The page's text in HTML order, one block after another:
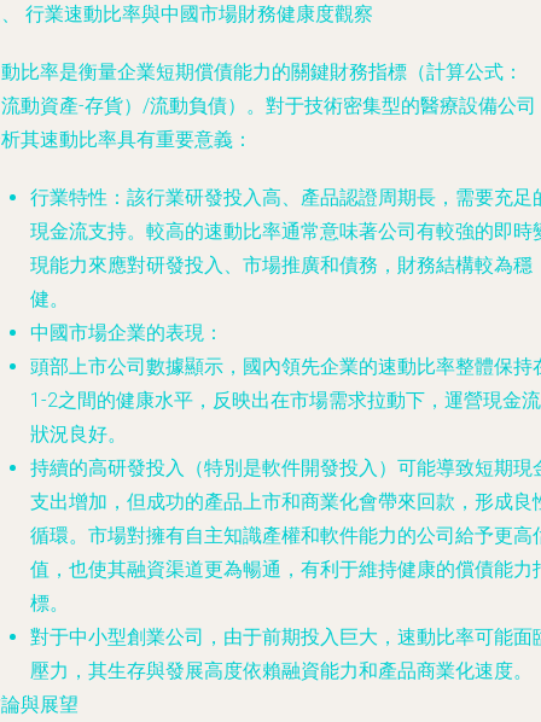
行業速動比率與中國市場財務健康度觀察
比率是衡量企業短期償債能力的關鍵財務指標（計算公式：
動資產-存貨）/流動負債）。對于技術密集型的醫療設備公司
其速動比率具有重要意義：
行業特性 ：該行業研發投入高、產品認證周期長，需要充足
現金流支持。較高的速動比率通常意味著公司有較強的即時
現能力來應對研發投入、市場推廣和債務，財務結構較為穩
健。
中國市場企業的表現 ：
頭部上市公司數據顯示，國內領先企業的速動比率整體保持
1-2之間的健康水平，反映出在市場需求拉動下，運營現金流
狀況良好。
持續的高研發投入（特別是軟件開發投入）可能導致短期現
支出增加，但成功的產品上市和商業化會帶來回款，形成良
循環。市場對擁有自主知識產權和軟件能力的公司給予更高
值，也使其融資渠道更為暢通，有利于維持健康的償債能力
標。
對于中小型創業公司，由于前期投入巨大，速動比率可能面
壓力，其生存與發展高度依賴融資能力和產品商業化速度。
與展望